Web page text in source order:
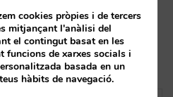
de màrqueting i
d’extres al teu
cookies pròpies i de tercers
mitjançant l'anàlisi del
el contingut basat en les
funcions de xarxes socials i
basada en un
hàbits de navegació.